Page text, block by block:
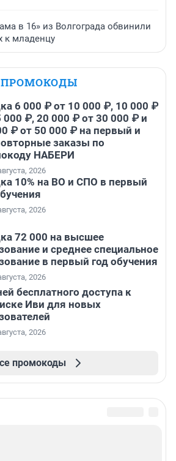
в 16» из Волгограда обвинили
к младенцу
ПРОМОКОДЫ
6 000 ₽ от 10 000 ₽, 10 000 ₽
000 ₽, 20 000 ₽ от 30 000 ₽ и
₽ от 50 000 ₽ на первый и
заказы по
НАБЕРИ
2026
10% на ВО и СПО в первый
2026
72 000 на высшее
и среднее специальное
в первый год обучения
2026
бесплатного доступа к
Иви для новых
2026
промокоды